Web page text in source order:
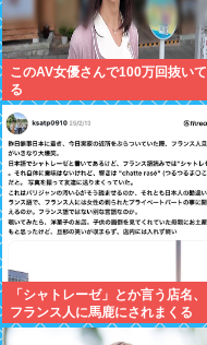
このAV女優さんで100万回抜いて
る
「シャトレーゼ」とか言う店名、
フランス人に馬鹿にされまくる